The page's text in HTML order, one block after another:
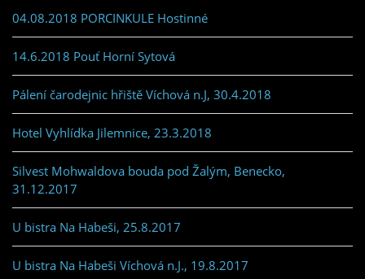
04.08.2018 PORCINKULE Hostinné
14.6.2018 Pouť Horní Sytová
Pálení čarodejnic hřiště Víchová n.J, 30.4.2018
Hotel Vyhlídka Jilemnice, 23.3.2018
Silvest Mohwaldova bouda pod Žalým, Benecko,
31.12.2017
U bistra Na Habeši, 25.8.2017
U bistra Na Habeši Víchová n.J., 19.8.2017